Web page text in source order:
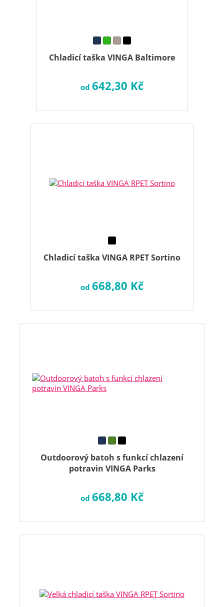
Chladicí taška VINGA Baltimore
od 642,30 Kč
Chladicí taška VINGA RPET Sortino
od 668,80 Kč
Outdoorový batoh s funkcí chlazení
potravin VINGA Parks
od 668,80 Kč